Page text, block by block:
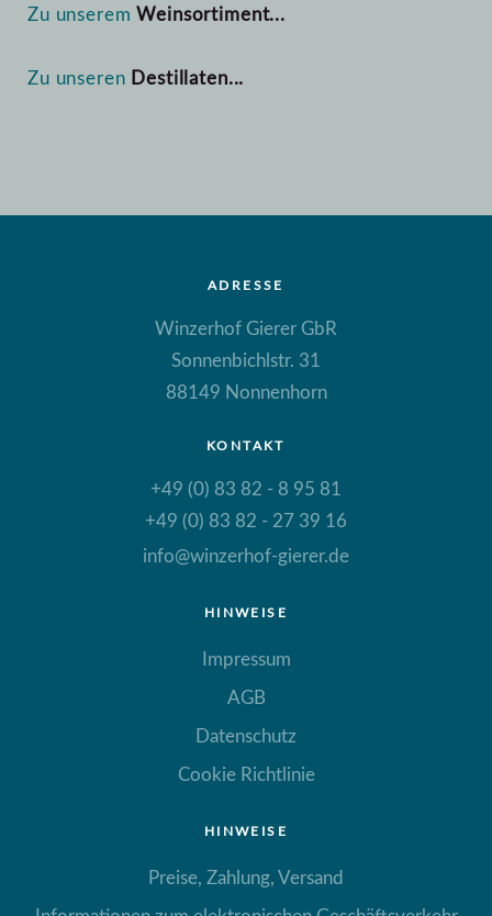
Zu unseremWeinsortiment...
Zu unseren Destillaten...
ADRESSE
Winzerhof Gierer GbR
Sonnenbichlstr. 31
88149 Nonnenhorn
KONTAKT
+49 (0) 83 82 - 8 95 81
+49 (0) 83 82 - 27 39 16
info@winzerhof-gierer.de
HINWEISE
Impressum
AGB
Datenschutz
Cookie Richtlinie
HINWEISE
Preise, Zahlung, Versand